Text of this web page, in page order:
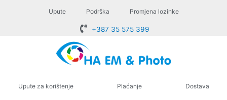
Upute Podrška Promjena lozinke
+387 35 575 399
Upute za korištenje Plaćanje Dostava